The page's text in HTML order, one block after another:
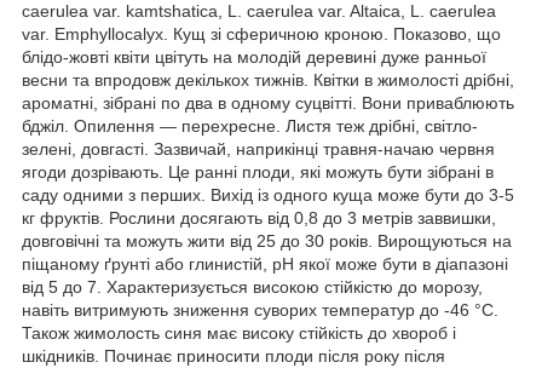
caerulea var. kamtshatica, L. caerulea var. Altaica, L. caerulea
var. Emphyllocalyx. Кущ зі сферичною кроною. Показово, що
блідо-жовті квіти цвітуть на молодій деревині дуже ранньої
весни та впродовж декількох тижнів. Квітки в жимолості дрібні,
ароматні, зібрані по два в одному суцвітті. Вони приваблюють
бджіл. Опилення — перехресне. Листя теж дрібні, світло-
зелені, довгасті. Зазвичай, наприкінці травня-начаю червня
ягоди дозрівають. Це ранні плоди, які можуть бути зібрані в
саду одними з перших. Вихід із одного куща може бути до 3-5
кг фруктів. Рослини досягають від 0,8 до 3 метрів заввишки,
довговічні та можуть жити від 25 до 30 років. Вирощуються на
піщаному ґрунті або глинистій, pH якої може бути в діапазоні
від 5 до 7. Характеризується високою стійкістю до морозу,
навіть витримують зниження суворих температур до -46 °C.
Також жимолость синя має високу стійкість до хвороб і
шкідників. Починає приносити плоди після року після